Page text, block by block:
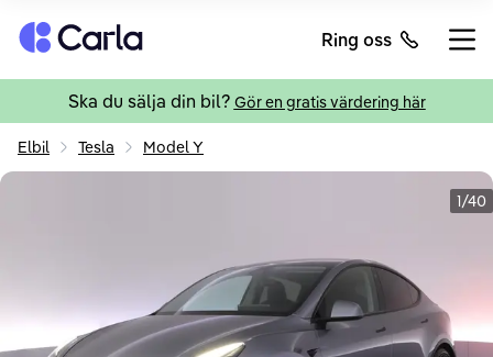
Tillbaka till startsidan Ring oss
Ska du sälja din bil? Gör en gratis värdering här
Elbil Tesla Model Y
1/40